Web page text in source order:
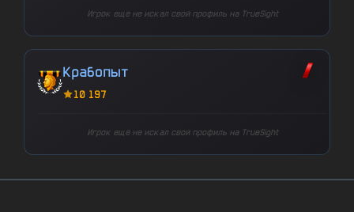
Игрок ещё не искал свой профиль на TrueSight
Крабопыт
10 197
Игрок ещё не искал свой профиль на TrueSight